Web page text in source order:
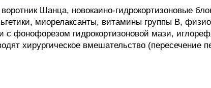
Шанца, новокаино-гидрокортизоновые
миорелаксанты, витамины группы В,
с фонофорезом гидрокортизоновой мази,
хирургическое вмешательство (пересечение